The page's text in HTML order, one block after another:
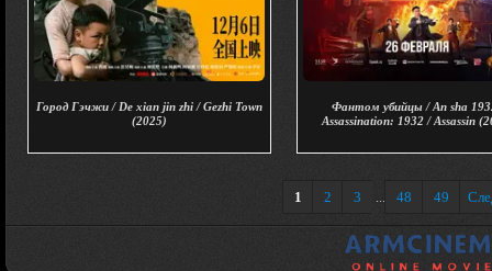
Город Гэчжи / De xian jin zhi / Gezhi Town
(2025)
Фантом убийцы / An sha
Assassination: 1932 / Assassin
1 2 3 ... 48 49